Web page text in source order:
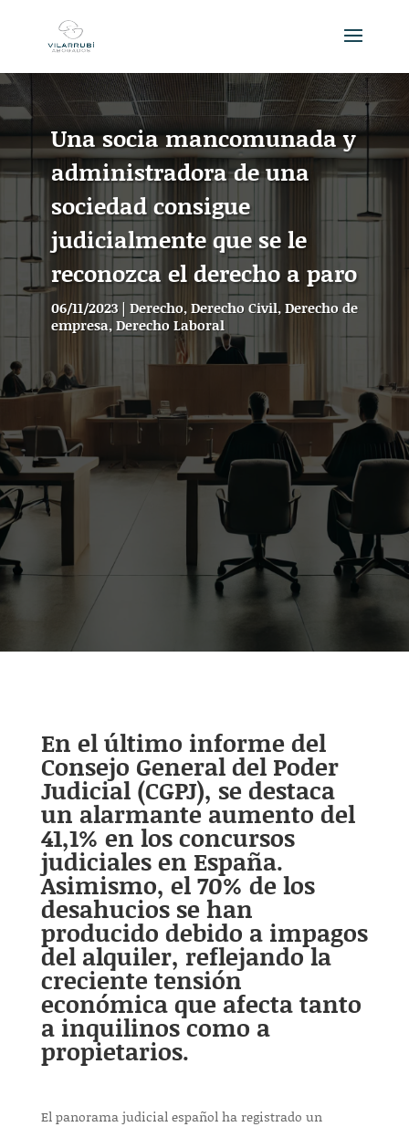
Una socia mancomunada y
administradora de una
sociedad consigue
judicialmente que se le
reconozca el derecho a paro
06/11/2023| Derecho,Derecho Civil,Derecho de
empresa,Derecho Laboral
En el último informe del
Consejo General del Poder
Judicial (CGPJ), se destaca
un alarmante aumento del
41,1% en los concursos
judiciales en España.
Asimismo, el 70% de los
desahucios se han
producido debido a impagos
del alquiler, reflejando la
creciente tensión
económica que afecta tanto
a inquilinos como a
propietarios.
El panorama judicial español ha registrado un